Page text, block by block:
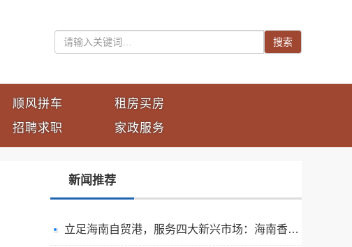
搜索
顺风拼车
招聘求职
租房买房
家政服务
新闻推荐
立足海南自贸港，服务四大新兴市场：海南香岛让真实交易顺畅抵达中国供应链